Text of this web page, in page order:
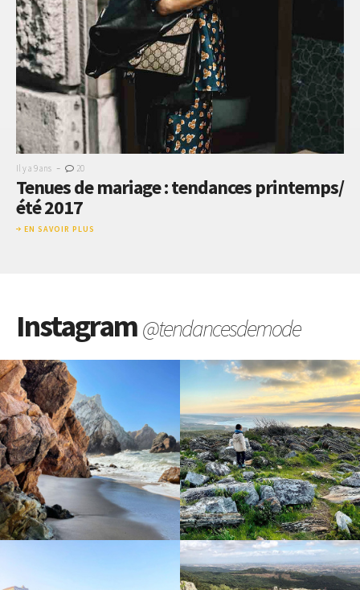
Il y a 9 ans - 20
Tenues de mariage : tendances printemps/
été 2017
EN SAVOIR PLUS
Instagram@tendancesdemode